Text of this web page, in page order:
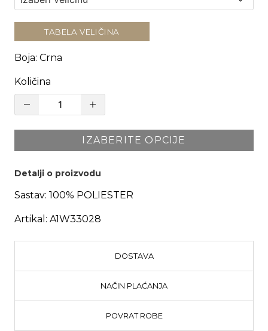
TABELA VELIČINA
Boja: Crna
Količina
IZABERITE OPCIJE
Detalji o proizvodu
Sastav: 100% POLIESTER
Artikal: A1W33028
DOSTAVA
NAČIN PLAĆANJA
POVRAT ROBE